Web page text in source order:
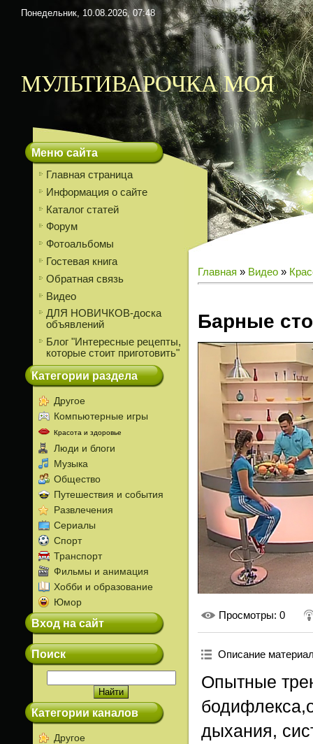
Понедельник, 10.08.2026, 07:48
МУЛЬТИВАРОЧКА МОЯ
Меню сайта
Главная страница
Информация о сайте
Каталог статей
Форум
Фотоальбомы
Гостевая книга
Обратная связь
Видео
ДЛЯ НОВИЧКОВ-доска
объявлений
Блог "Интересные рецепты,
которые стоит приготовить"
Категории раздела
Другое
Компьютерные игры
Красота и здоровье
Люди и блоги
Музыка
Общество
Путешествия и события
Развлечения
Сериалы
Спорт
Транспорт
Фильмы и анимация
Хобби и образование
Юмор
Вход на сайт
Поиск
Категории каналов
Другое
Главная » Видео »
Барные
Просмотры: 0
Описание
Опытные
дыхания,